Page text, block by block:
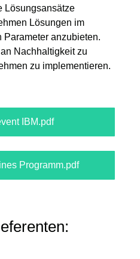
Lösungsansätze
Lösungen im
Parameter anzubieten.
Nachhaltigkeit zu
zu implementieren.
IBM.pdf
Programm.pdf